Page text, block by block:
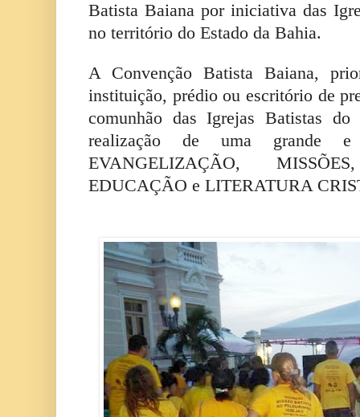
Batista Baiana por iniciativa das
no território do Estado da Bahia.
A Convenção Batista Baiana,
instituição, prédio ou escritório de
comunhão das Igrejas Batistas
realização de uma grande e
EVANGELIZAÇÃO,
EDUCAÇÃO e LITERATURA